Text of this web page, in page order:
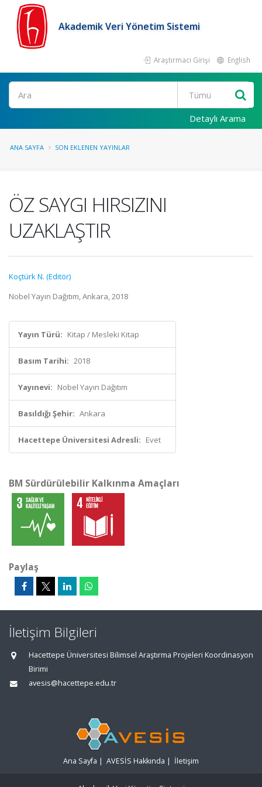
Akademik Veri Yönetim Sistemi
Araştırmacı Girişi English
Ara
Detaylı Arama
ANA SAYFA SON EKLENEN YAYINLAR
ÖZ SAYGI HIRSIZINI
UZAKLAŞTIR
Koçtürk N. (Editör)
Nobel Yayın Dağıtım, Ankara, 2018
Yayın Türü: Kitap / Mesleki Kitap
Basım Tarihi: 2018
Yayınevi: Nobel Yayın Dağıtım
Basıldığı Şehir: Ankara
Hacettepe Üniversitesi Adresli: Evet
BM Sürdürülebilir Kalkınma Amaçları
Paylaş
İletişim Bilgileri
Hacettepe Üniversitesi Bilimsel Araştırma Projeleri Koordinasyon
Birimi
avesis@hacettepe.edu.tr
Ana Sayfa | AVESİS Hakkında | İletişim